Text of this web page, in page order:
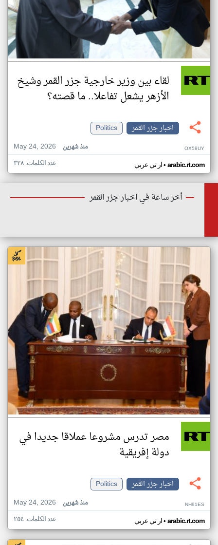
لقاء بين وزير خارجية جزر القمر وشيخ
الأزهر يشعل تفاعلا.. ما قصته؟
اخبار جزر القمر
Politics
May 24, 2026
منذ شهرين OX58UY
ار تي عربي• arabic.rt.com عدد الكلمات: ٣٢٨
أخر ساعة في اخبار جزر القمر
مصر تدرس مشروعا عملاقا جديدا في
دولة إفريقية
اخبار جزر القمر
Politics
May 24, 2026
منذ شهرين NH91ES
ار تي عربي• arabic.rt.com عدد الكلمات: ٢٥٤